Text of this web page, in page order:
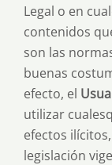
Legal o en
contenidos
son las
buenas
efecto, el
utilizar
efectos
legislación